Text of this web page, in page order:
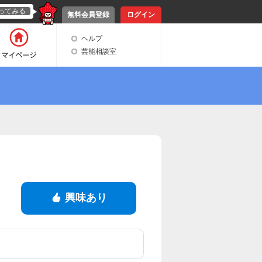
無料会員登録 ログイン
てみる
ヘルプ
芸能相談室
興味あり